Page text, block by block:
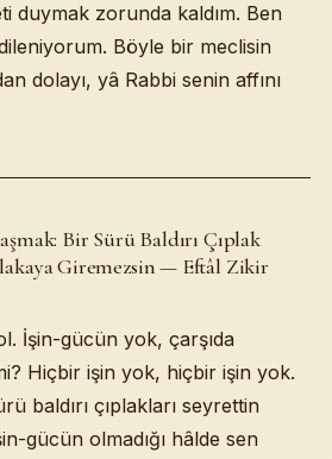
duymak zorunda kaldım. Ben
Böyle bir meclisin
dolayı, yâ Rabbi senin affını
Bir Sürü Baldırı Çıplak
Giremezsin — Eftâl Zikir
İşin-gücün yok, çarşıda
Hiçbir işin yok, hiçbir işin yok.
baldırı çıplakları seyrettin
gücün olmadığı hâlde sen